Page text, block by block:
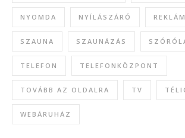
NYOMDA NYÍLÁSZÁRÓ
SZAUNA SZAUNÁZÁS
TELEFON TELEFONKÖZPONT
TOVÁBB AZ OLDALRA TV
WEBÁRUHÁZ